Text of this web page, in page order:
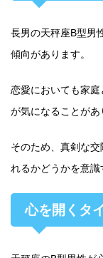
長男の天秤座B型男
傾向があります。
恋愛においても家
が気になることがあ
そのため、真剣な
れるかどうかを意識
心を開くタ